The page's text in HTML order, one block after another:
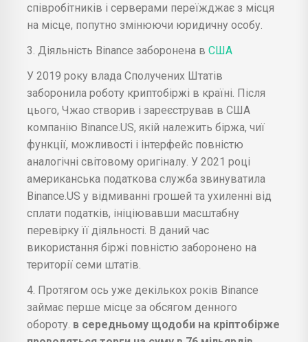
співробітників і серверами переїжджає з місця
на місце, попутно змінюючи юридичну особу.
3. Діяльність Binance заборонена в США
У 2019 року влада Сполучених Штатів
заборонила роботу криптобіржі в країні. Після
цього, Чжао створив і зареєстрував в США
компанію Binance.US, якій належить біржа, чиї
функції, можливості і інтерфейс повністю
аналогічні світовому оригіналу. У 2021 році
американська податкова служба звинуватила
Binance.US у відмиванні грошей та ухиленні від
сплати податків, ініціювавши масштабну
перевірку її діяльності. В даний час
використання біржі повністю заборонено на
території семи штатів.
4. Протягом ось уже декількох років Binance
займає перше місце за обсягом денного
обороту. в середньому щодоби на кріптобірже